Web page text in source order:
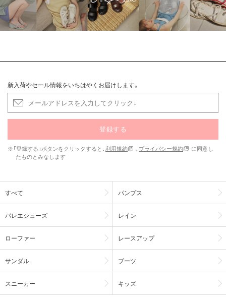
新入荷やセール情報をいちはやくお届けします。
登録する
※「登録する」ボタンをクリックすると、利用規約 、 プライバシー規約
に同意し
たものとみなします
すべて パンプス
バレエシューズ レイン
ローファー レースアップ
サンダル ブーツ
スニーカー キッズ